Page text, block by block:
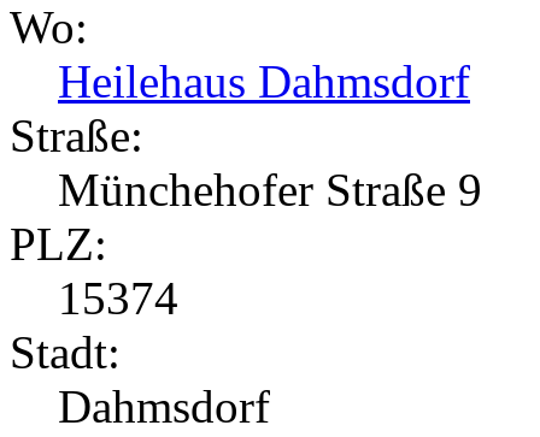
Wo:
Heilehaus Dahmsdorf
Straße:
Münchehofer Straße 9
PLZ:
15374
Stadt:
Dahmsdorf